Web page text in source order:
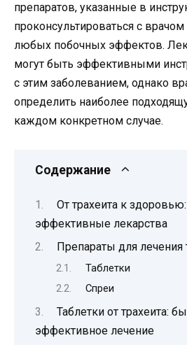
препаратов, указанные в
проконсультироваться с
любых побочных эффектов.
могут быть эффективными
с этим заболеванием, однако
определить наиболее
каждом конкретном случае.
Содержание
От трахеита к
эффективные лекарства
Препараты для лечения
Таблетки
Спреи
Таблетки от трахеита:
эффективное лечение